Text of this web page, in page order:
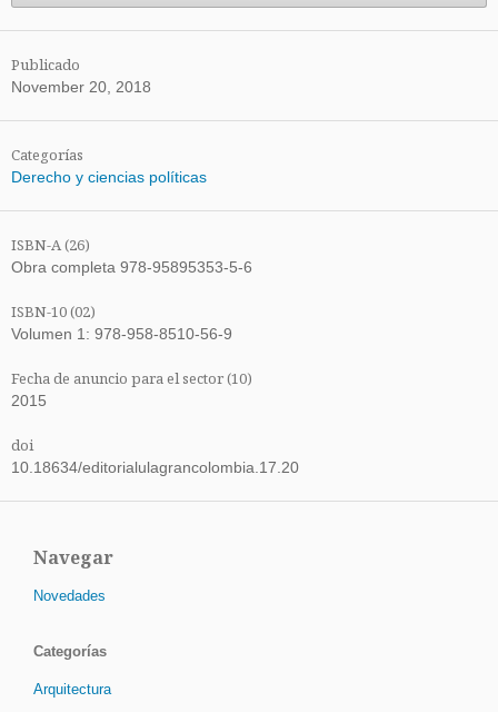
Publicado
November 20, 2018
Categorías
Derecho y ciencias políticas
ISBN-A (26)
Obra completa 978-95895353-5-6
ISBN-10 (02)
Volumen 1: 978-958-8510-56-9
Fecha de anuncio para el sector (10)
2015
doi
10.18634/editorialulagrancolombia.17.20
Navegar
Novedades
Categorías
Arquitectura